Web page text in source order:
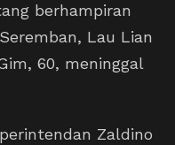
berhampiran
Lau Lian
60, meninggal
Zaldino